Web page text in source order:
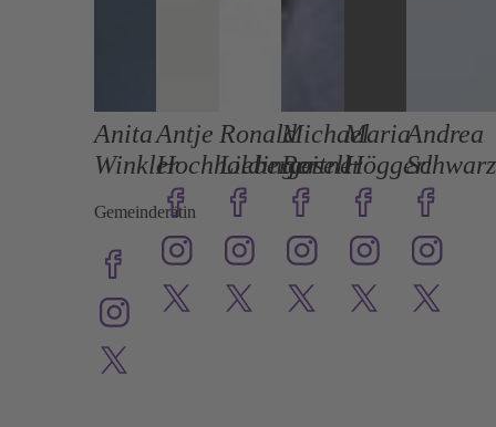
Anita
Winkler
Gemeinderätin
Antje
Hochholdinger
Ronald
Liebergesell
Michael
Roitner
Maria
Höggerl
Andrea